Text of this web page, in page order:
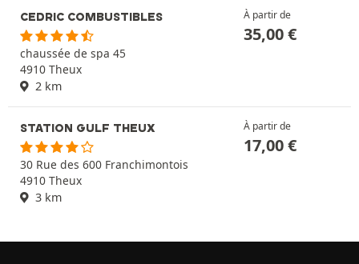
CEDRIC COMBUSTIBLES
chaussée de spa 45
4910 Theux
2 km
À partir de
35,00€
STATION GULF THEUX
30 Rue des 600 Franchimontois
4910 Theux
3 km
À partir de
17,00€